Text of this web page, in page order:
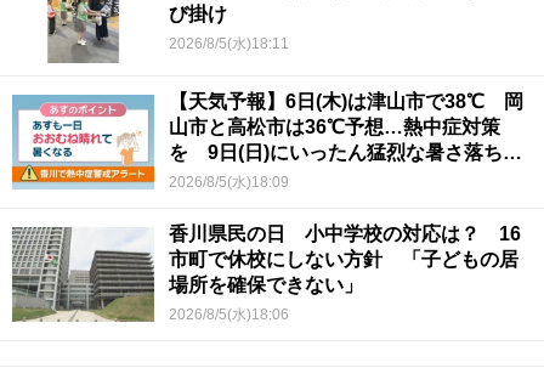
び掛け
2026/8/5(水)18:11
【天気予報】6日(木)は津山市で38℃ 岡
山市と高松市は36℃予想…熱中症対策
を 9日(日)にいったん猛烈な暑さ落ち着
くか
2026/8/5(水)18:09
香川県民の日 小中学校の対応は？ 16
市町で休校にしない方針 「子どもの居
場所を確保できない」
2026/8/5(水)18:06